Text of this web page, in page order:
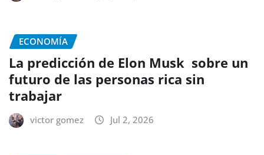
ECONOMÍA
La predicción de Elon Musk sobre un
futuro de las personas rica sin
trabajar
victor gomez Jul 2, 2026